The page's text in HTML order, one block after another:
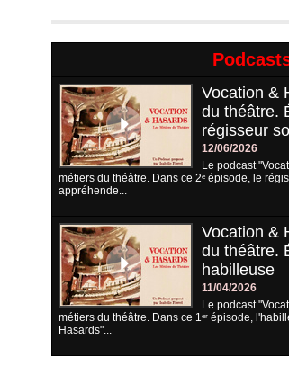
Vocation &
du théâtre.
régisseur
12/06/2026
Le podcast
métiers du théâtre. Dans ce 2ᵉ épisode, le
appréhende...
Vocation &
du théâtre.
habilleuse
11/04/2026
Le podcast
métiers du théâtre. Dans ce 1ᵉʳ épisode,
Hasards"...